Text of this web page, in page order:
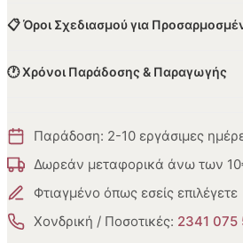
📋 Όροι Σχεδιασμού για
🕐 Χρόνοι Παράδοσης & Παραγωγής
Παράδοση: 2-10 εργάσιμες
Δωρεάν μεταφορικά άνω των
Φτιαγμένο όπως εσείς επιλέγετε
Χονδρική / Ποσοτικές: 2341 075